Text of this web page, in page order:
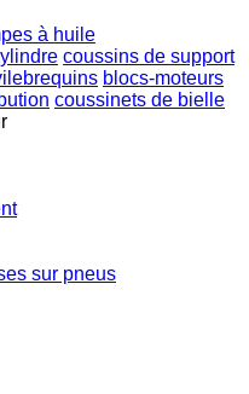
à huile
coussins de support
blocs-moteurs
coussinets de bielle
sur pneus